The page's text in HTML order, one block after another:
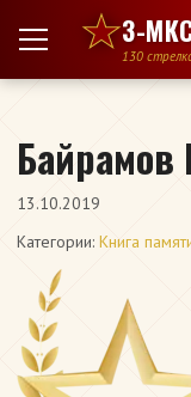
Перейти к содержимому
3-
130
13.10.2019
Категории: Книга